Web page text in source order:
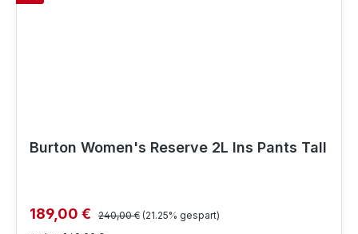
Burton Women's Reserve 2L Ins Pants Tall
Verkaufspreis:
189,00 € Regulärer Preis:
240,00 € (21.25% gespart)